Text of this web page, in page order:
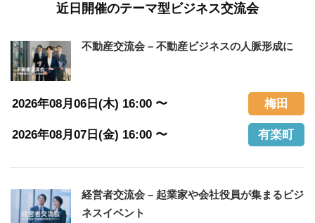
近日開催のテーマ型ビジネス交流会
不動産交流会 – 不動産ビジネスの人脈形成に
2026年08月06日(木) 16:00 〜 梅田
2026年08月07日(金) 16:00 〜 有楽町
経営者交流会 – 起業家や会社役員が集まるビジ
ネスイベント